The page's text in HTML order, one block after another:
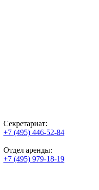
Секретариат:
+7 (495) 446-52-84
Отдел аренды:
+7 (495) 979-18-19